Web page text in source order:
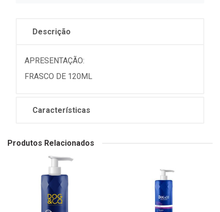
Descrição
APRESENTAÇÃO:
FRASCO DE 120ML
Características
Produtos Relacionados